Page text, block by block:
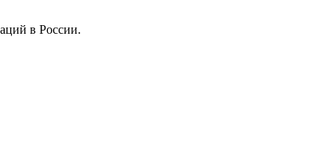
в России.